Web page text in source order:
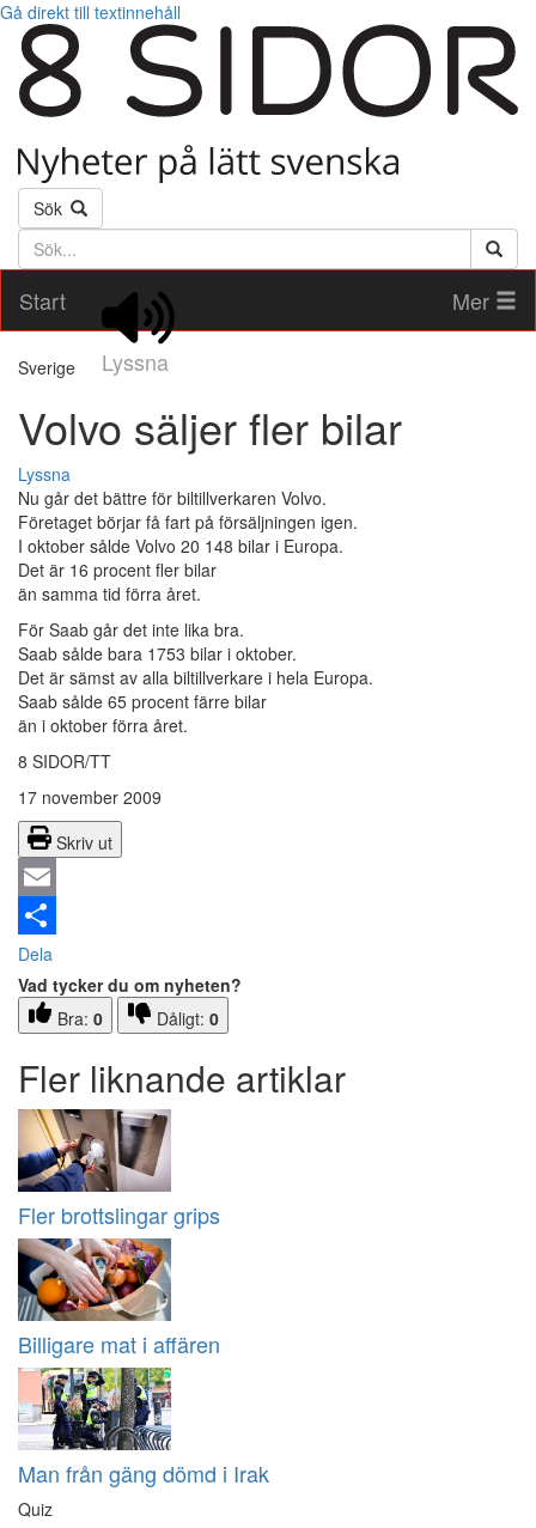
Gå direkt till textinnehåll
Sök
Söktext
Start
Lyssna
Mer
Sverige
Volvo säljer fler bilar
Lyssna
Nu går det bättre för biltillverkaren Volvo.
Företaget börjar få fart på försäljningen igen.
I oktober sålde Volvo 20 148 bilar i Europa.
Det är 16 procent fler bilar
än samma tid förra året.
För Saab går det inte lika bra.
Saab sålde bara 1753 bilar i oktober.
Det är sämst av alla biltillverkare i hela Europa.
Saab sålde 65 procent färre bilar
än i oktober förra året.
8 SIDOR/TT
17 november 2009
Skriv ut
Email
Dela
Vad tycker du om nyheten?
Bra: 0 Dåligt: 0
Fler liknande artiklar
Fler brottslingar grips
Billigare mat i affären
Man från gäng dömd i Irak
Quiz